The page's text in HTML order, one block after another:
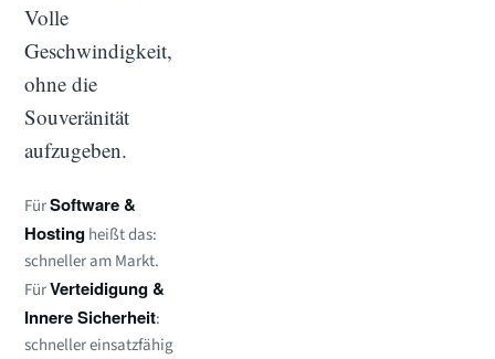
Volle
Geschwindigkeit,
ohne die
Souveränität
aufzugeben.
FürSoftware &
Hostingheißt das:
schneller am Markt.
FürVerteidigung &
Innere Sicherheit:
schneller einsatzfähig